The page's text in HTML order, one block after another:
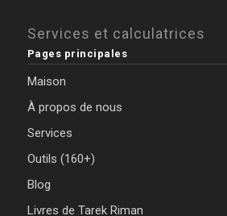
Services et calculatrices
Pages principales
Maison
À propos de nous
Services
Outils (160+)
Blog
Livres de Tarek Riman